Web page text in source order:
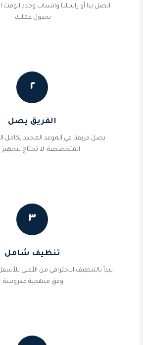
اتصل بنا أو راسلنا واتساب وحدد الوقت
بجدول عملك.
٢
الفريق يصل
يصل فريقنا في الموعد المحدد بكامل
المتخصصة. لا تحتاج
٣
تنظيف شامل
نبدأ بالتنظيف الاحترافي من الأعلى
وفق منهجية مدروسة.